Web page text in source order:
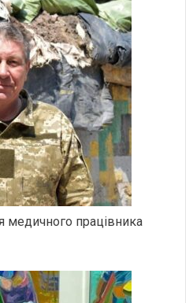
медичного працівника